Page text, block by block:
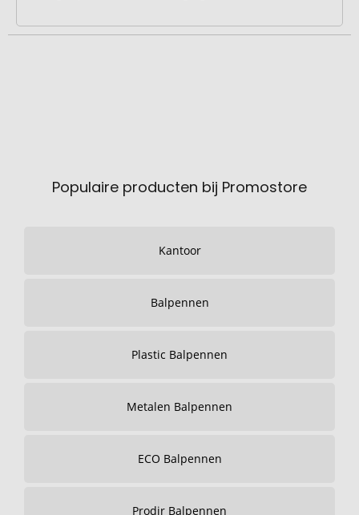
Populaire producten bij Promostore
Kantoor
Balpennen
Plastic Balpennen
Metalen Balpennen
ECO Balpennen
Prodir Balpennen